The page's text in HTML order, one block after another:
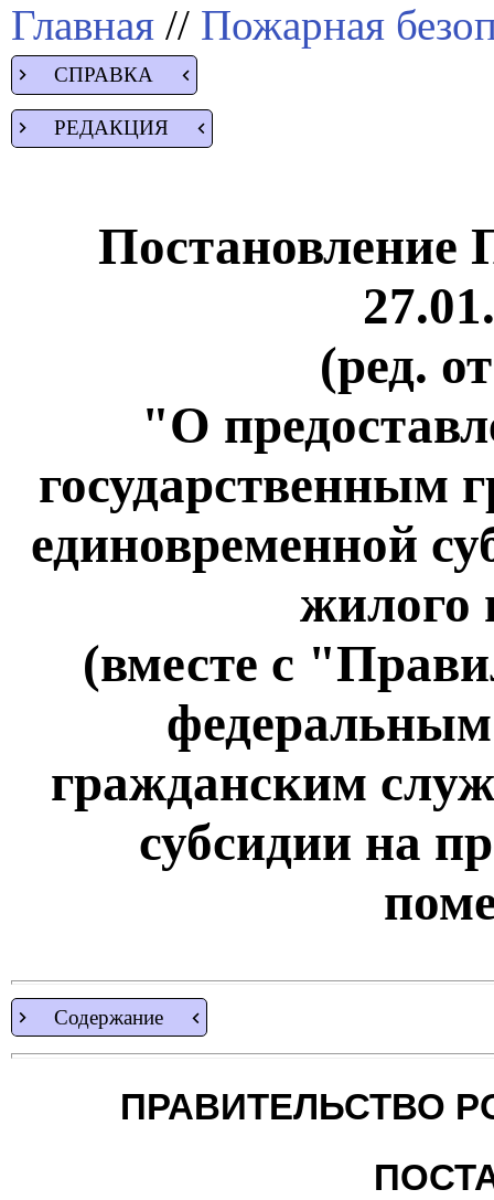
Главная // Пожарная
СПРАВКА
РЕДАКЦИЯ
Постановление
(ред.
"О
государственным
единовременной
жилого
(вместе с
гражданским
субсидии на
Содержание
ПРАВИТЕЛЬСТВО